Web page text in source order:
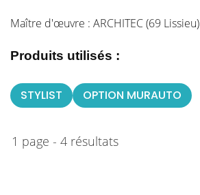
Maître d'œuvre : ARCHITEC (69 Lissieu)
Produits utilisés :
STYLIST OPTION MURAUTO
1 page - 4 résultats